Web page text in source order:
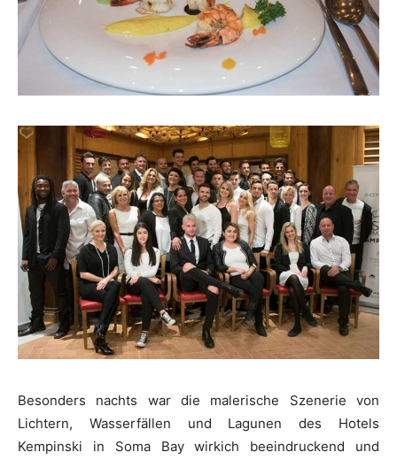
Besonders nachts war die malerische Szenerie von
Lichtern, Wasserfällen und Lagunen des Hotels
Kempinski in Soma Bay wirkich beeindruckend und